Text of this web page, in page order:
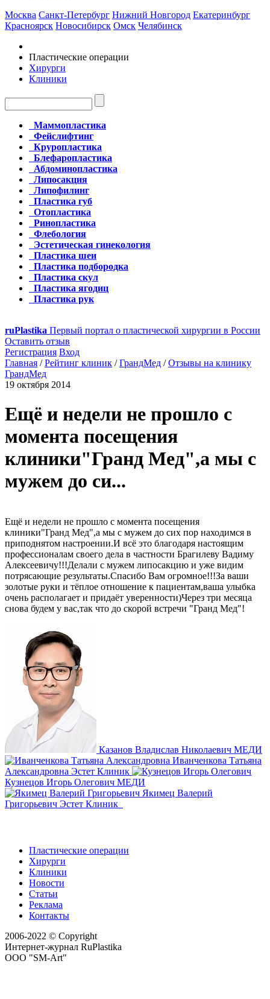
Москва Санкт-Петербург Нижний Новгород Екатеринбург
Красноярск Новосибирск Омск Челябинск
Пластические операции
Хирурги
Клиники
Маммопластика
Фейслифтинг
Круропластика
Блефаропластика
Абдоминопластика
Липосакция
Липофилинг
Пластика губ
Отопластика
Ринопластика
Флебология
Эстетическая гинекология
Пластика шеи
Пластика подбородка
Пластика скул
Пластика ягодиц
Пластика рук
ruPlastika Первый портал о пластической хирургии в России
Оставить отзыв
Регистрация Вход
Главная /Рейтинг клиник /ГрандМед /Отзывы на клинику
ГрандМед
19 октября 2014
Ещё и недели не прошло с
момента посещения
клиники"Гранд Мед",а мы с
мужем до си...
Ещё и недели не прошло с момента посещения
клиники"Гранд Мед",а мы с мужем до сих пор находимся в
приподнятом настроении.И всё это благодаря настоящим
профессионалам своего дела в частности Брагилеву Вадиму
Алексеевичу!!!Делали с мужем липосакцию и уже видим
потрясающие результаты.Спасибо Вам огромное!!!За ваши
золотые руки и тёплое отношение к пациентам,ваша улыбка
очень располагает и придаёт уверенности)Через три месяца
снова будем у вас,так что до скорой встречи "Гранд Мед"!
Казанов Владислав Николаевич МЕДИ
Иванченкова Татьяна
Александровна Эстет Клиник
Кузнецов Игорь Олегович МЕДИ
Якимец Валерий
Григорьевич Эстет Клиник
Пластические операции
Хирурги
Клиники
Новости
Статьи
Реклама
Контакты
2006-2022 © Copyright
Интернет-журнал RuPlastika
ООО "SM-Art"